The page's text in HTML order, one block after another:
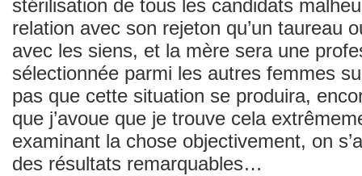
stérilisation de tous les candidats
relation avec son rejeton qu’un taureau
avec les siens, et la mère sera une
sélectionnée parmi les autres femmes
pas que cette situation se produira,
que j’avoue que je trouve cela
examinant la chose objectivement, on
des résultats remarquables…